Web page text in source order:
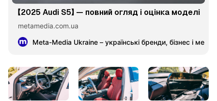
【2025 Audi S5】 — повний огляд і оцінка моделі
metamedia.com.ua
Meta-Media Ukraine – українські бренди, бізнес і